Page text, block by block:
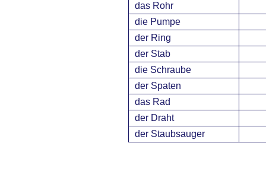
das Rohr
die Pumpe
der Ring
der Stab
die Schraube
der Spaten
das Rad
der Draht
der Staubsauger